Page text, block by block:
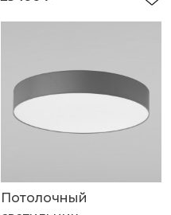
Потолочный